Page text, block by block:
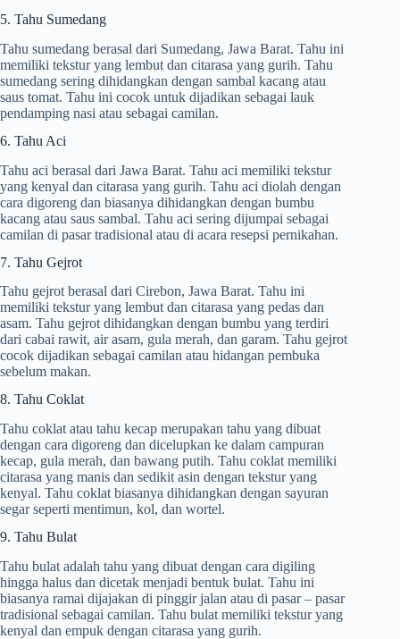
5. Tahu Sumedang
Tahu sumedang berasal dari Sumedang, Jawa Barat. Tahu ini
memiliki tekstur yang lembut dan citarasa yang gurih. Tahu
sumedang sering dihidangkan dengan sambal kacang atau
saus tomat. Tahu ini cocok untuk dijadikan sebagai lauk
pendamping nasi atau sebagai camilan.
6. Tahu Aci
Tahu aci berasal dari Jawa Barat. Tahu aci memiliki tekstur
yang kenyal dan citarasa yang gurih. Tahu aci diolah dengan
cara digoreng dan biasanya dihidangkan dengan bumbu
kacang atau saus sambal. Tahu aci sering dijumpai sebagai
camilan di pasar tradisional atau di acara resepsi pernikahan.
7. Tahu Gejrot
Tahu gejrot berasal dari Cirebon, Jawa Barat. Tahu ini
memiliki tekstur yang lembut dan citarasa yang pedas dan
asam. Tahu gejrot dihidangkan dengan bumbu yang terdiri
dari cabai rawit, air asam, gula merah, dan garam. Tahu gejrot
cocok dijadikan sebagai camilan atau hidangan pembuka
sebelum makan.
8. Tahu Coklat
Tahu coklat atau tahu kecap merupakan tahu yang dibuat
dengan cara digoreng dan dicelupkan ke dalam campuran
kecap, gula merah, dan bawang putih. Tahu coklat memiliki
citarasa yang manis dan sedikit asin dengan tekstur yang
kenyal. Tahu coklat biasanya dihidangkan dengan sayuran
segar seperti mentimun, kol, dan wortel.
9. Tahu Bulat
Tahu bulat adalah tahu yang dibuat dengan cara digiling
hingga halus dan dicetak menjadi bentuk bulat. Tahu ini
biasanya ramai dijajakan di pinggir jalan atau di pasar – pasar
tradisional sebagai camilan. Tahu bulat memiliki tekstur yang
kenyal dan empuk dengan citarasa yang gurih.